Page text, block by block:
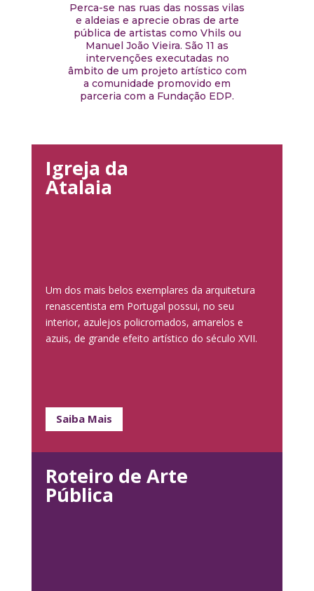
Perca-se nas ruas das nossas vilas
e aldeias e aprecie obras de arte
pública de artistas como Vhils ou
Manuel João Vieira. São 11 as
intervenções executadas no
âmbito de um projeto artístico com
a comunidade promovido em
parceria com a Fundação EDP.
Igreja da
Atalaia
Um dos mais belos exemplares da arquitetura
renascentista em Portugal possui, no seu
interior, azulejos policromados, amarelos e
azuis, de grande efeito artístico do século XVII.
Saiba Mais
Roteiro de Arte
Pública